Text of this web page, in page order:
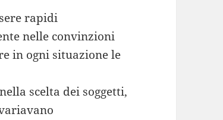
rapidi
nelle convinzioni
in ogni situazione le
scelta dei soggetti,